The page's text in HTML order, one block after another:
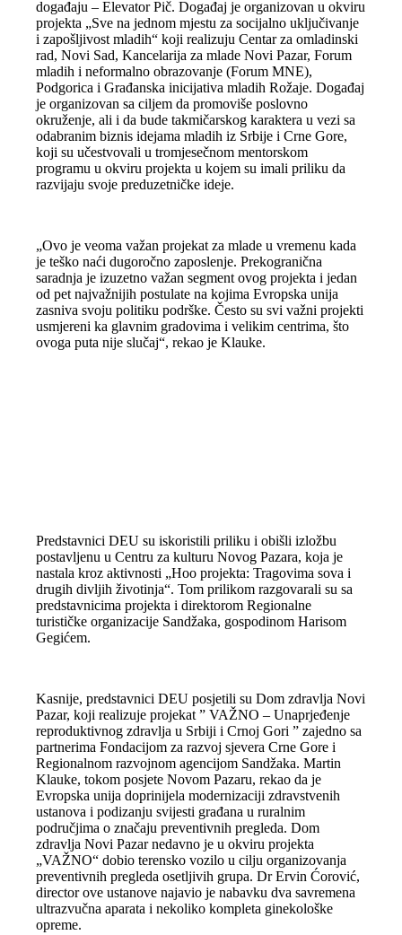
događaju – Elevator Pič. Događaj je organizovan u okviru
projekta „Sve na jednom mjestu za socijalno uključivanje
i zapošljivost mladih“ koji realizuju Centar za omladinski
rad, Novi Sad, Kancelarija za mlade Novi Pazar, Forum
mladih i neformalno obrazovanje (Forum MNE),
Podgorica i Građanska inicijativa mladih Rožaje. Događaj
je organizovan sa ciljem da promoviše poslovno
okruženje, ali i da bude takmičarskog karaktera u vezi sa
odabranim biznis idejama mladih iz Srbije i Crne Gore,
koji su učestvovali u tromjesečnom mentorskom
programu u okviru projekta u kojem su imali priliku da
razvijaju svoje preduzetničke ideje.
„Ovo je veoma važan projekat za mlade u vremenu kada
je teško naći dugoročno zaposlenje. Prekogranična
saradnja je izuzetno važan segment ovog projekta i jedan
od pet najvažnijih postulate na kojima Evropska unija
zasniva svoju politiku podrške. Često su svi važni projekti
usmjereni ka glavnim gradovima i velikim centrima, što
ovoga puta nije slučaj“, rekao je Klauke.
Predstavnici DEU su iskoristili priliku i obišli izložbu
postavljenu u Centru za kulturu Novog Pazara, koja je
nastala kroz aktivnosti „Hoo projekta: Tragovima sova i
drugih divljih životinja“. Tom prilikom razgovarali su sa
predstavnicima projekta i direktorom Regionalne
turističke organizacije Sandžaka, gospodinom Harisom
Gegićem.
Kasnije, predstavnici DEU posjetili su Dom zdravlja Novi
Pazar, koji realizuje projekat ” VAŽNO – Unaprjeđenje
reproduktivnog zdravlja u Srbiji i Crnoj Gori ” zajedno sa
partnerima Fondacijom za razvoj sjevera Crne Gore i
Regionalnom razvojnom agencijom Sandžaka. Martin
Klauke, tokom posjete Novom Pazaru, rekao da je
Evropska unija doprinijela modernizaciji zdravstvenih
ustanova i podizanju svijesti građana u ruralnim
područjima o značaju preventivnih pregleda. Dom
zdravlja Novi Pazar nedavno je u okviru projekta
„VAŽNO“ dobio terensko vozilo u cilju organizovanja
preventivnih pregleda osetljivih grupa. Dr Ervin Ćorović,
director ove ustanove najavio je nabavku dva savremena
ultrazvučna aparata i nekoliko kompleta ginekološke
opreme.